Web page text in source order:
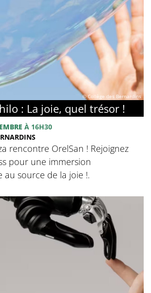
© Collège des Bernardins
: La joie, quel trésor !
À 16H30
rencontre OrelSan ! Rejoignez
pour une immersion
au source de la joie !.